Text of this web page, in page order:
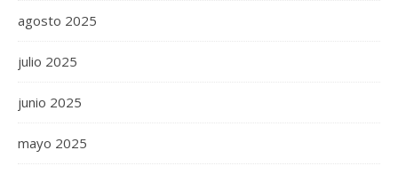
agosto 2025
julio 2025
junio 2025
mayo 2025